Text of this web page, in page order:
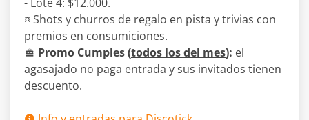
¤ Shots y churros de regalo en pista y trivias con
premios en consumiciones.
Promo Cumples (todos los del mes): el
agasajado no paga entrada y sus invitados tienen
descuento.